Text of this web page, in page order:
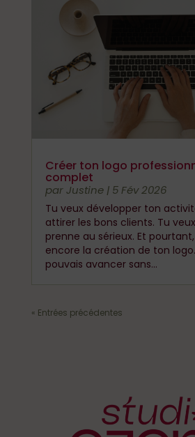
Créer ton logo
complet
parJustine| 5 Fév 2026
Tu veux développer ton
attirer les bons clients. Tu
prenne au sérieux. Et
encore la création de ton
pouvais avancer sans...
« Entrées précédentes